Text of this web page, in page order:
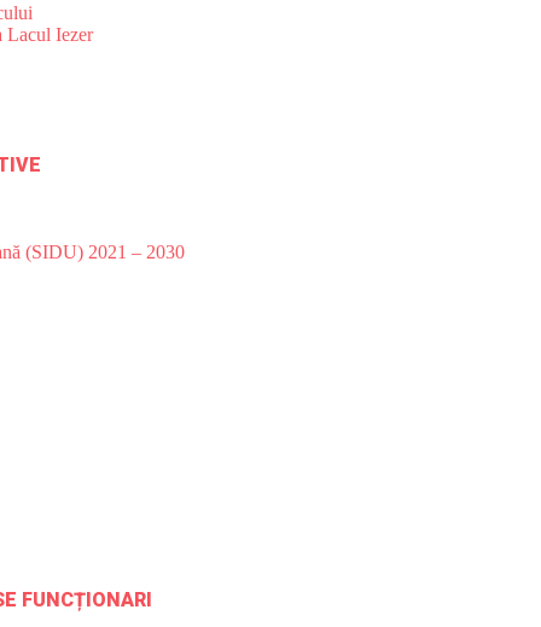
Lacul Iezer
(SIDU) 2021 – 2030
FUNCȚIONARI